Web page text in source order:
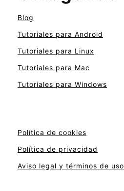
Blog
Tutoriales para Android
Tutoriales para Linux
Tutoriales para Mac
Tutoriales para Windows
Política de cookies
Política de privacidad
Aviso legal y términos de uso